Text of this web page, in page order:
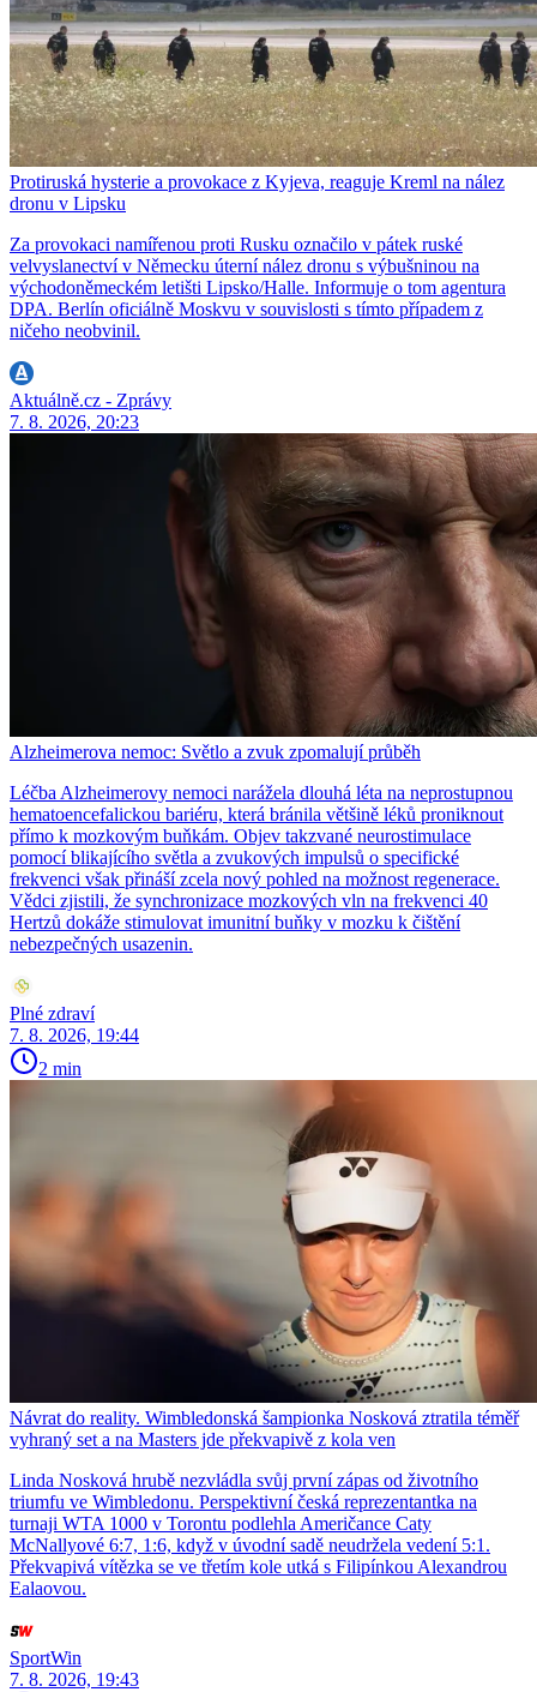
Protiruská hysterie a provokace z Kyjeva, reaguje Kreml na nález
dronu v Lipsku
Za provokaci namířenou proti Rusku označilo v pátek ruské
velvyslanectví v Německu úterní nález dronu s výbušninou na
východoněmeckém letišti Lipsko/Halle. Informuje o tom agentura
DPA. Berlín oficiálně Moskvu v souvislosti s tímto případem z
ničeho neobvinil.
Aktuálně.cz - Zprávy
7. 8. 2026, 20:23
Alzheimerova nemoc: Světlo a zvuk zpomalují průběh
Léčba Alzheimerovy nemoci narážela dlouhá léta na neprostupnou
hematoencefalickou bariéru, která bránila většině léků proniknout
přímo k mozkovým buňkám. Objev takzvané neurostimulace
pomocí blikajícího světla a zvukových impulsů o specifické
frekvenci však přináší zcela nový pohled na možnost regenerace.
Vědci zjistili, že synchronizace mozkových vln na frekvenci 40
Hertzů dokáže stimulovat imunitní buňky v mozku k čištění
nebezpečných usazenin.
Plné zdraví
7. 8. 2026, 19:44
2 min
Návrat do reality. Wimbledonská šampionka Nosková ztratila téměř
vyhraný set a na Masters jde překvapivě z kola ven
Linda Nosková hrubě nezvládla svůj první zápas od životního
triumfu ve Wimbledonu. Perspektivní česká reprezentantka na
turnaji WTA 1000 v Torontu podlehla Američance Caty
McNallyové 6:7, 1:6, když v úvodní sadě neudržela vedení 5:1.
Překvapivá vítězka se ve třetím kole utká s Filipínkou Alexandrou
Ealaovou.
SportWin
7. 8. 2026, 19:43